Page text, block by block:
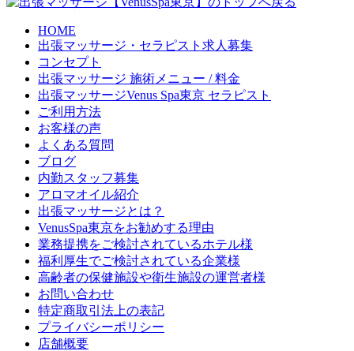
HOME
出張マッサージ・セラピスト求人募集
コンセプト
出張マッサージ 施術メニュー / 料金
出張マッサージVenus Spa東京 セラピスト
ご利用方法
お客様の声
よくある質問
ブログ
内勤スタッフ募集
アロマオイル紹介
出張マッサージとは？
VenusSpa東京をお勧めする理由
業務提携をご検討されているホテル様
福利厚生でご検討されている企業様
高齢者の保健施設や衛生施設の運営者様
お問い合わせ
特定商取引法上の表記
プライバシーポリシー
店舗概要